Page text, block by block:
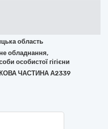
область
обладнання,
особистої гігієни
ЧАСТИНА А2339